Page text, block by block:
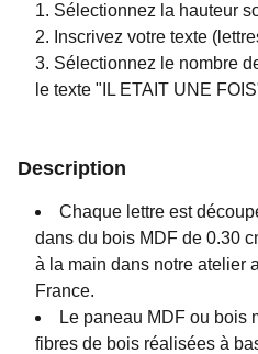
Sélectionnez la hauteur
Inscrivez votre texte
Sélectionnez le nombre
le texte "IL ETAIT UNE
Description
Chaque lettre est
dans du bois MDF de 0.30
à la main dans notre atelier
France.
Le paneau MDF ou bois
fibres de bois réalisées à